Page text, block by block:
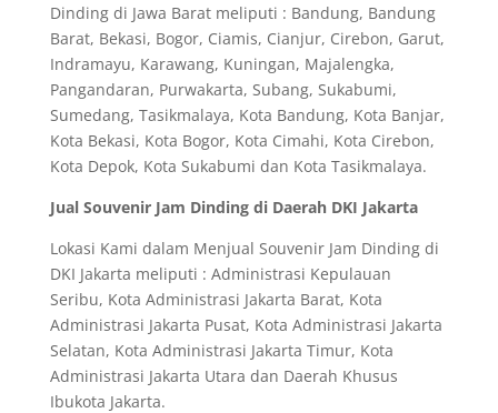
Dinding di Jawa Barat meliputi : Bandung, Bandung
Barat, Bekasi, Bogor, Ciamis, Cianjur, Cirebon, Garut,
Indramayu, Karawang, Kuningan, Majalengka,
Pangandaran, Purwakarta, Subang, Sukabumi,
Sumedang, Tasikmalaya, Kota Bandung, Kota Banjar,
Kota Bekasi, Kota Bogor, Kota Cimahi, Kota Cirebon,
Kota Depok, Kota Sukabumi dan Kota Tasikmalaya.
Jual Souvenir Jam Dinding di Daerah DKI Jakarta
Lokasi Kami dalam Menjual Souvenir Jam Dinding di
DKI Jakarta meliputi : Administrasi Kepulauan
Seribu, Kota Administrasi Jakarta Barat, Kota
Administrasi Jakarta Pusat, Kota Administrasi Jakarta
Selatan, Kota Administrasi Jakarta Timur, Kota
Administrasi Jakarta Utara dan Daerah Khusus
Ibukota Jakarta.